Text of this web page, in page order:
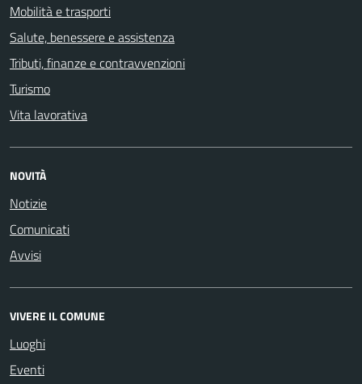
Mobilità e trasporti
Salute, benessere e assistenza
Tributi, finanze e contravvenzioni
Turismo
Vita lavorativa
NOVITÀ
Notizie
Comunicati
Avvisi
VIVERE IL COMUNE
Luoghi
Eventi